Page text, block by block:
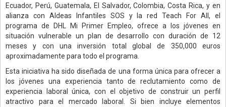
Ecuador, Perú, Guatemala, El Salvador, Colombia, Costa Rica, y en
alianza con Aldeas Infantiles SOS y la red Teach For All, el
programa de DHL Mi Primer Empleo, ofrece a los jóvenes en
situación vulnerable un plan de desarrollo con duración de 12
meses y con una inversión total global de 350,000 euros
aproximadamente para todo el programa.
Esta iniciativa ha sido diseñada de una forma única para ofrecer a
los jóvenes una experiencia tanto de reclutamiento como de
experiencia laboral única, con el objetivo de construir un perfil
atractivo para el mercado laboral. Si bien incluye elementos